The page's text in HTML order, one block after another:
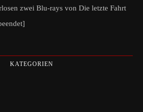
zwei Blu-rays von Die letzte Fahrt
KATEGORIEN